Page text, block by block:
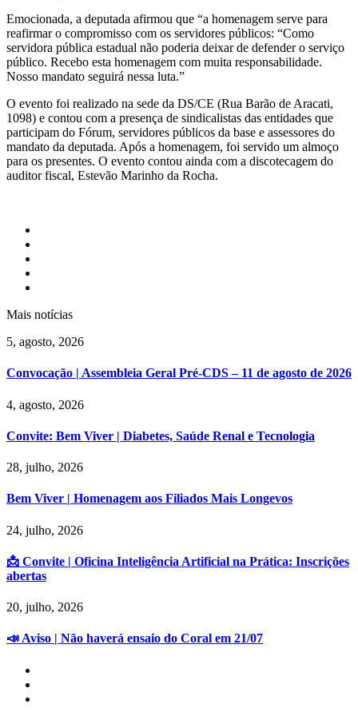
Emocionada, a deputada afirmou que “a homenagem serve para
reafirmar o compromisso com os servidores públicos: “Como
servidora pública estadual não poderia deixar de defender o serviço
público. Recebo esta homenagem com muita responsabilidade.
Nosso mandato seguirá nessa luta.”
O evento foi realizado na sede da DS/CE (Rua Barão de Aracati,
1098) e contou com a presença de sindicalistas das entidades que
participam do Fórum, servidores públicos da base e assessores do
mandato da deputada. Após a homenagem, foi servido um almoço
para os presentes. O evento contou ainda com a discotecagem do
auditor fiscal, Estevão Marinho da Rocha.
Mais notícias
5, agosto, 2026
Convocação | Assembleia Geral Pré-CDS – 11 de agosto de 2026
4, agosto, 2026
Convite: Bem Viver | Diabetes, Saúde Renal e Tecnologia
28, julho, 2026
Bem Viver | Homenagem aos Filiados Mais Longevos
24, julho, 2026
📩 Convite | Oficina Inteligência Artificial na Prática: Inscrições
abertas
20, julho, 2026
📣 Aviso | Não haverá ensaio do Coral em 21/07